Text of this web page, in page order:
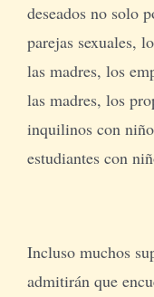
deseados no solo
parejas sexuales,
las madres, los
las madres, los
inquilinos con
estudiantes con
Incluso muchos
admitirán que